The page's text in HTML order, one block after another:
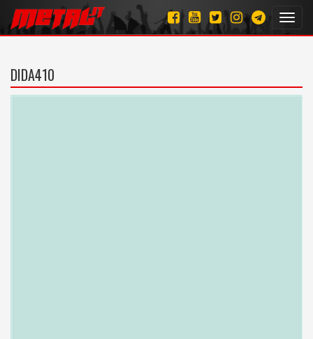
DIDA410